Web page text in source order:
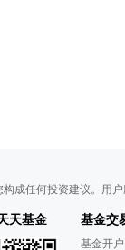
成任何投资建议。用
天基金 基金交
基金开户